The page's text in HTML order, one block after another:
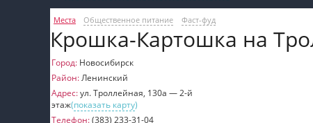
пїЅпїЅпїЅ пїЅпїЅпїЅпїЅпїЅпїЅпїЅ пїЅпїЅ
пїЅпїЅпїЅпїЅпїЅ
пїЅпїЅпїЅ пїЅпїЅпїЅпїЅпїЅпїЅпїЅ
Места Общественное питание Фаст-фуд
Крошка-Картошка на
Город: Новосибирск
Район:Ленинский
Адрес:ул. Троллейная, 130а — 2-й
этаж(показать карту)
Телефон:(383) 233-31-04